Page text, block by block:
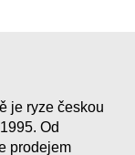
je ryze českou
Od
prodejem